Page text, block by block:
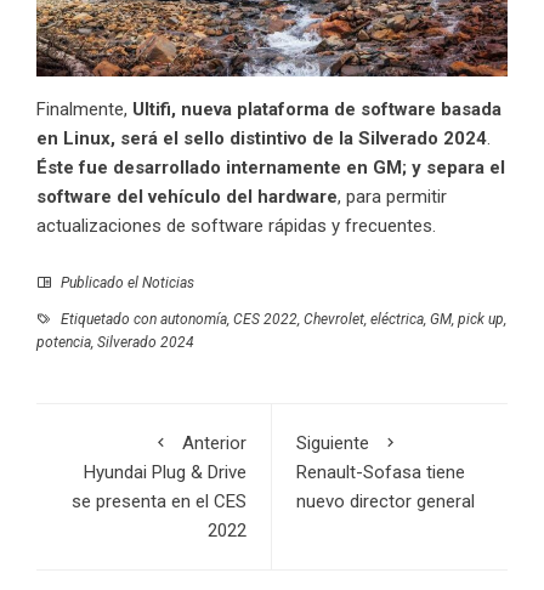
Finalmente, Ultifi, nueva plataforma de software basada
en Linux, será el sello distintivo de la Silverado 2024.
Éste fue desarrollado internamente en GM; y separa el
software del vehículo del hardware, para permitir
actualizaciones de software rápidas y frecuentes.
Publicado el Noticias
Etiquetado con autonomía CES 2022 Chevrolet eléctrica GM pick up
potencia Silverado 2024
Anterior
Hyundai Plug & Drive
se presenta en el CES
2022
Siguiente
Renault-Sofasa tiene
nuevo director general